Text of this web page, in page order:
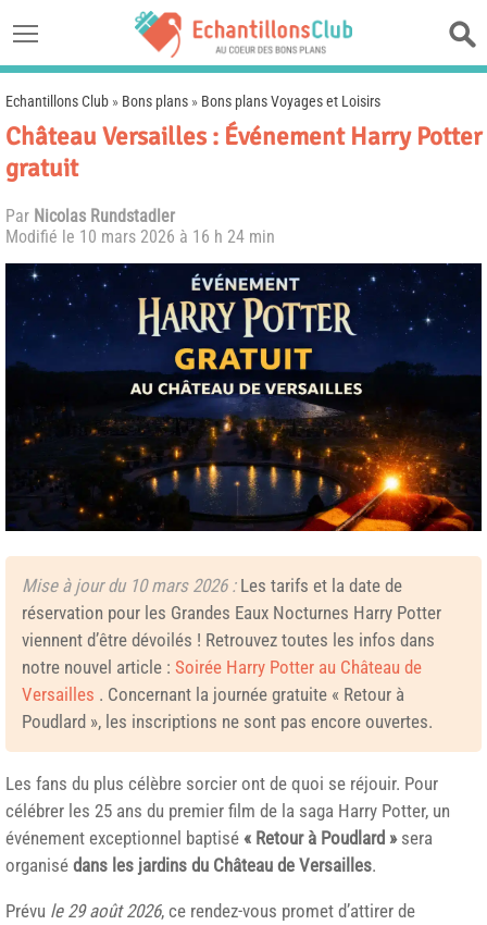
Echantillons Club » Bons plans » Bons plans Voyages et Loisirs
Château Versailles : Événement Harry Potter
gratuit
Par Nicolas Rundstadler
Modifié le 10 mars 2026 à 16 h 24 min
Mise à jour du 10 mars 2026 :Les tarifs et la date de
réservation pour les Grandes Eaux Nocturnes Harry Potter
viennent d’être dévoilés ! Retrouvez toutes les infos dans
notre nouvel article : Soirée Harry Potter au Château de
Versailles . Concernant la journée gratuite « Retour à
Poudlard », les inscriptions ne sont pas encore ouvertes.
Les fans du plus célèbre sorcier ont de quoi se réjouir. Pour
célébrer les 25 ans du premier film de la saga Harry Potter, un
événement exceptionnel baptisé « Retour à Poudlard »sera
organisé dans les jardins du Château de Versailles.
Prévu le 29 août 2026, ce rendez-vous promet d’attirer de